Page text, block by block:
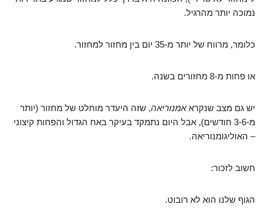
נמוכה יותר מהרגיל.
כלומר, מרווח של יותר מ-35 יום בין מחזור למחזור.
או פחות מ-8 מחזורים בשנה.
יש גם מצב שנקראאמנוריאה, שזה היעדר מוחלט של מחזור (יותר
מ-3-6 חודשים), אבל היום נתמקד בעיקר באח הגדול והפחות קיצוני
– האוליגומנוריאה.
חשוב לזכור:
הגוף שלנו הוא לא רובוט.